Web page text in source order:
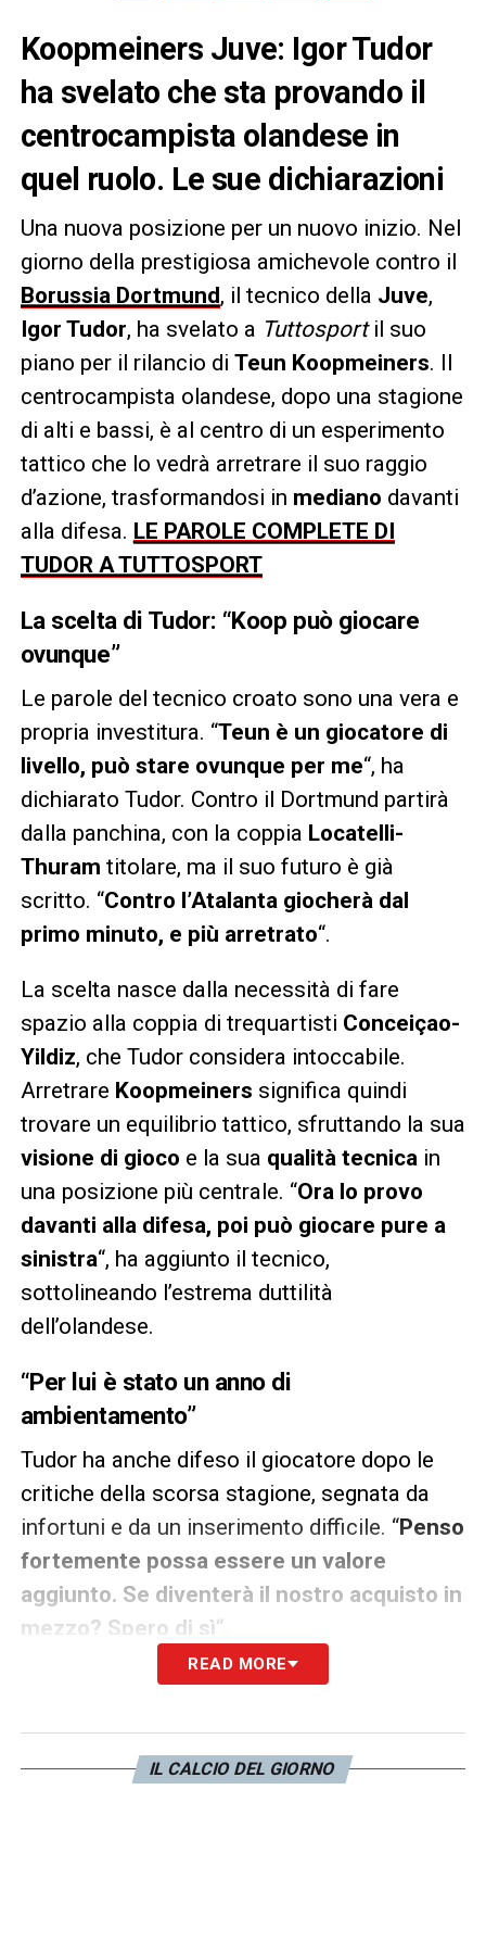
Koopmeiners Juve: Igor Tudor
ha svelato che sta provando il
centrocampista olandese in
quel ruolo. Le sue dichiarazioni
Una nuova posizione per un nuovo inizio. Nel
giorno della prestigiosa amichevole contro il
Borussia Dortmund, il tecnico della Juve,
Igor Tudor, ha svelato a Tuttosport il suo
piano per il rilancio di Teun Koopmeiners. Il
centrocampista olandese, dopo una stagione
di alti e bassi, è al centro di un esperimento
tattico che lo vedrà arretrare il suo raggio
d’azione, trasformandosi in mediano davanti
alla difesa. LE PAROLE COMPLETE DI
TUDOR A TUTTOSPORT
La scelta di Tudor: “Koop può giocare
ovunque”
Le parole del tecnico croato sono una vera e
propria investitura. “Teun è un giocatore di
livello, può stare ovunque per me“, ha
dichiarato Tudor. Contro il Dortmund partirà
dalla panchina, con la coppia Locatelli-
Thuram titolare, ma il suo futuro è già
scritto. “Contro l’Atalanta giocherà dal
primo minuto, e più arretrato“.
La scelta nasce dalla necessità di fare
spazio alla coppia di trequartisti Conceiçao-
Yildiz, che Tudor considera intoccabile.
Arretrare Koopmeiners significa quindi
trovare un equilibrio tattico, sfruttando la sua
visione di gioco e la sua qualità tecnicain
una posizione più centrale. “Ora lo provo
davanti alla difesa, poi può giocare pure a
sinistra“, ha aggiunto il tecnico,
sottolineando l’estrema duttilità
dell’olandese.
“Per lui è stato un anno di
ambientamento”
Tudor ha anche difeso il giocatore dopo le
critiche della scorsa stagione, segnata da
infortuni e da un inserimento difficile. “Penso
fortemente possa essere un valore
aggiunto. Se diventerà il nostro acquisto in
mezzo? Spero di sì“.
Signora, il pieno recupero di
quanto un grande colpo di mercato. La
scommessa di Tudor è lanciata: trasformare
READ MORE
IL CALCIO DEL GIORNO